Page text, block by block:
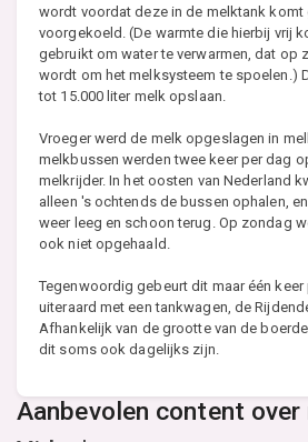
wordt voordat deze in de melktank komt
voorgekoeld. (De warmte die hierbij vrij
gebruikt om water te verwarmen, dat op
wordt om het melksysteem te spoelen.)
tot 15.000 liter melk opslaan.
Vroeger werd de melk opgeslagen in
melkbussen werden twee keer per dag
melkrijder. In het oosten van Nederland
alleen 's ochtends de bussen ophalen,
weer leeg en schoon terug. Op zondag
ook niet opgehaald.
Tegenwoordig gebeurt dit maar één keer
uiteraard met een tankwagen, de
Afhankelijk van de grootte van de
dit soms ook dagelijks zijn.
Aanbevolen content over